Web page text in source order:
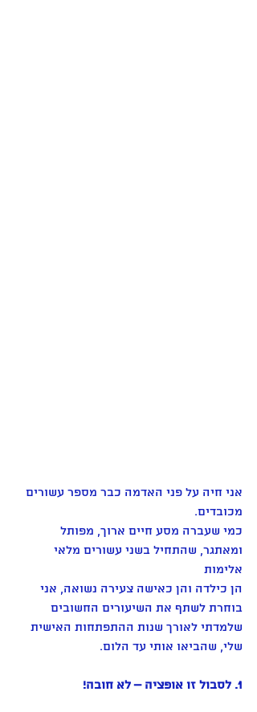
אני חיה על פני האדמה כבר מספר עשורים
מכובדים.
כמי שעברה מסע חיים ארוך, מפותל
ומאתגר, שהתחיל בשני עשורים מלאי
אלימות
הן כילדה והן כאישה צעירה נשואה, אני
בוחרת לשתף את השיעורים החשובים
שלמדתי לאורך שנות ההתפתחות האישית
שלי, שהביאו אותי עד הלום.
1. לסבול זו אופציה – לא חובה!